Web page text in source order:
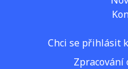
Chci se přihlásit
Zpracování